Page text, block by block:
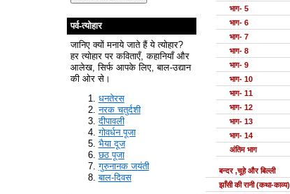
पर्व-त्योहार
जानिए क्यों मनाये जाते हैं ये त्योहार?
हर त्योहार पर कविताएँ, कहानियाँ और
आलेख, सिर्फ आपके लिए, बाल-उद्यान
की ओर से।
धनतेरस
नरक चतुर्दशी
दीपावली
गोवर्धन पूजा
भैया दूज
छठ पूजा
गुरुनानक जयंती
बाल-दिवस
भाग- 5
भाग- 6
भाग- 7
भाग- 8
भाग- 9
भाग- 10
भाग- 11
भाग- 12
भाग- 13
भाग- 14
अंतिम भाग
बन्दर ,चूहे और बिल्ली
झाँसी की रानी (कथा-काव्य)